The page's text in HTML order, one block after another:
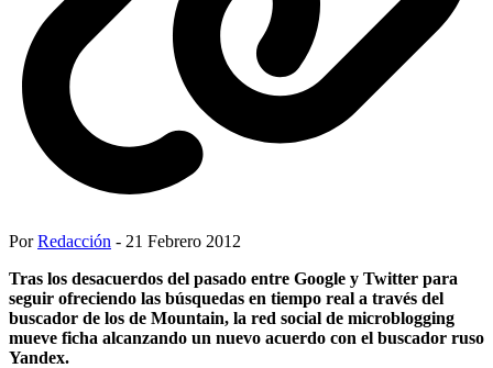
PorRedacción - 21 Febrero 2012
Tras los desacuerdos del pasado entre Google y Twitter para
seguir ofreciendo las búsquedas en tiempo real a través del
buscador de los de Mountain, la red social de microblogging
mueve ficha alcanzando un nuevo acuerdo con el buscador ruso
Yandex.